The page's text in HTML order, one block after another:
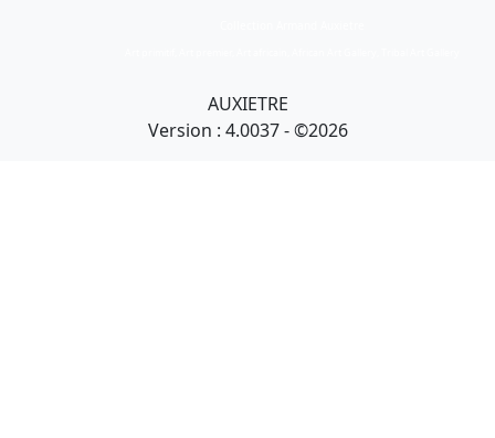
AUXIETRE
Version : 4.0037 - ©2026